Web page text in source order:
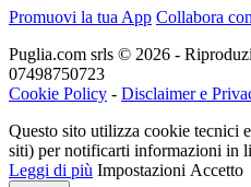
Promuovi la tua App Collabora
Puglia.com srls © 2026 -
07498750723
Cookie Policy - Disclaimer e
Questo sito utilizza cookie tecnici
siti) per notificarti informazioni in
Leggi di più Impostazioni Accetto